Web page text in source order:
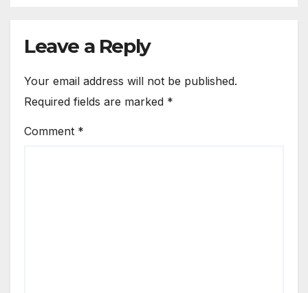
Leave a Reply
Your email address will not be published.
Required fields are marked *
Comment *